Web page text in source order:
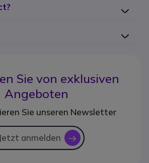
Sie von exklusiven
Angeboten
Sie unseren Newsletter
Jetzt anmelden icon